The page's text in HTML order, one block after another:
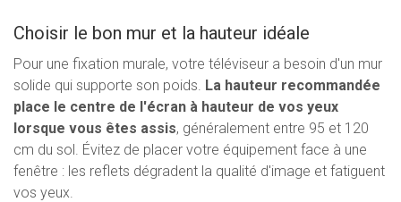
Choisir le bon mur et la hauteur idéale
Pour une fixation murale, votre téléviseur a besoin d'un mur
solide qui supporte son poids. La hauteur recommandée
place le centre de l'écran à hauteur de vos yeux
lorsque vous êtes assis, généralement entre 95 et 120
cm du sol. Évitez de placer votre équipement face à une
fenêtre : les reflets dégradent la qualité d'image et fatiguent
vos yeux.